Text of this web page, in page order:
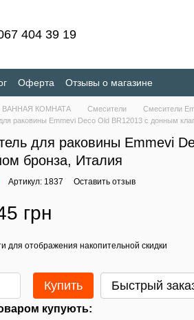
404 39 19
Оферта
Отзывы о магазине
ВАННАЯ КОМНАТА Смесители
Смесители
раковины Emmevi Deco Old BR12013 с донным
для раковины Emmevi
бронза, Италия
Артикул: 1837 Оставить отзыв
грн
для отображения накопительной скидки
Купить Быстрый
купують: